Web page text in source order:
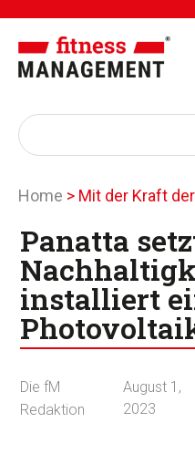
Home > Mit der Kraft
Panatta
installiert
Die fM
Redaktion
August 1,
2023